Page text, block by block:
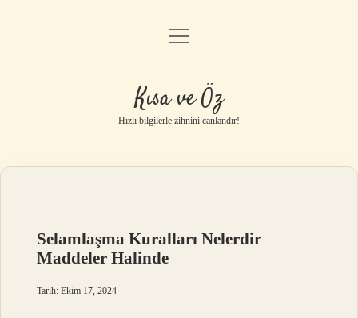
Anasayfa
Gizlilik Politikası
Yasal Uyarı
menüyü
Kısa ve Öz
Hızlı bilgilerle zihnini canlandır!
Selamlaşma Kuralları Nelerdir
Maddeler Halinde
Tarih: Ekim 17, 2024